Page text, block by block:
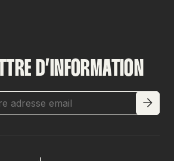
D’INFORMATION